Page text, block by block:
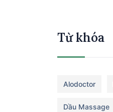
Từ khóa
Alodoctor
Dầu Massage